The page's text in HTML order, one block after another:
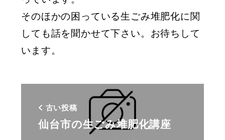
そのほかの困っている生ごみ堆肥化に関
しても話を聞かせて下さい。お待ちして
います。
古い投稿
仙台市の生ごみ堆肥化講座